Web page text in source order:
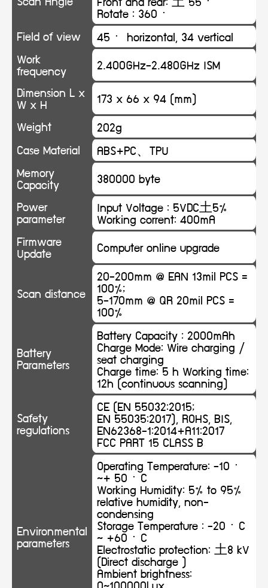
Rotate : 360ㆍ
Field of view
45ㆍ horizontal, 34 vertical
Work
frequency
2.400GHz-2.480GHz ISM
Dimension L x
W x H
173 x 66 x 94 (mm)
Weight
202g
Case Material
ABS+PC、TPU
Memory
Capacity
380000 byte
Power
parameter Input Voltage : 5VDC土5%
Working corrent: 400mA
Firmware
Update Computer online upgrade
Scan distance
20-200mm @ EAN 13mil PCS =
100%;
5-170mm @ QR 20mil PCS =
100%
Battery
Parameters
Battery Capacity : 2000mAh
Charge Mode: Wire charging /
seat charging
Charge time: 5 h Working time:
12h (continuous scanning)
Safety
regulations
CE (EN 55032:2015;
EN 55035:2017), ROHS, BIS,
EN62368-1:2014+A11:2017
FCC PART 15 CLASS B
Environmental
parameters
Operating Temperature: -10ㆍ
~+ 50ㆍC
Working Humidity: 5% to 95%
relative humidity, non-
condensing
Storage Temperature : -20ㆍC
~ +60ㆍC
Electrostatic protection: 土8 kV
(Direct discharge )
Ambient brightness: